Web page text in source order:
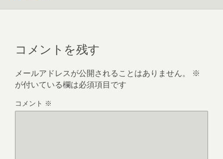
コメントを残す
メールアドレスが公開されることはありません。
※
が付いている欄は必須項目です
コメント ※